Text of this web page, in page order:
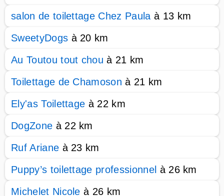
salon de toilettage Chez Paula à 13 km
SweetyDogs à 20 km
Au Toutou tout chou à 21 km
Toilettage de Chamoson à 21 km
Ely'as Toilettage à 22 km
DogZone à 22 km
Ruf Ariane à 23 km
Puppy’s toilettage professionnel à 26 km
Michelet Nicole à 26 km